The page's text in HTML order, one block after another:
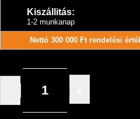
Kiszállitás:
1-2 munkanap
Nettó 300 000 Ft rendelési